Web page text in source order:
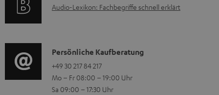
A
r
t
i
o
A
i
o
-
Audio-Lexikon: Fachbegriffe schnell erklärt
K
o
n
Persönliche Kaufberatung
+49 30 217 84 217
Mo – Fr 08:00 – 19:00 Uhr
Sa 09:00 – 17:30 Uhr